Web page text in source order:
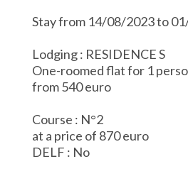
Stay from 14/08/2023 to
Lodging : RESIDENCE S
One-roomed flat for 1
from 540 euro
Course : N°2
at a price of 870 euro
DELF : No